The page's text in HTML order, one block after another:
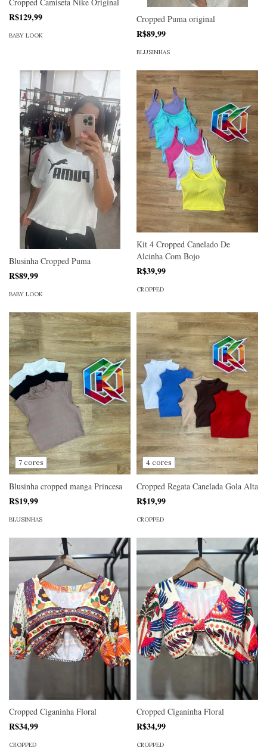
R$129,99
BABY LOOK
Cropped Puma original
R$89,99
BLUSINHAS
Blusinha Cropped Puma
R$89,99
BABY LOOK
Kit 4 Cropped Canelado De
Alcinha Com Bojo
R$39,99
CROPPED
7 cores
Blusinha cropped manga Princesa
R$19,99
BLUSINHAS
4 cores
Cropped Regata Canelada Gola Alta
R$19,99
CROPPED
Cropped Ciganinha Floral
R$34,99
CROPPED
Cropped Ciganinha Floral
R$34,99
CROPPED